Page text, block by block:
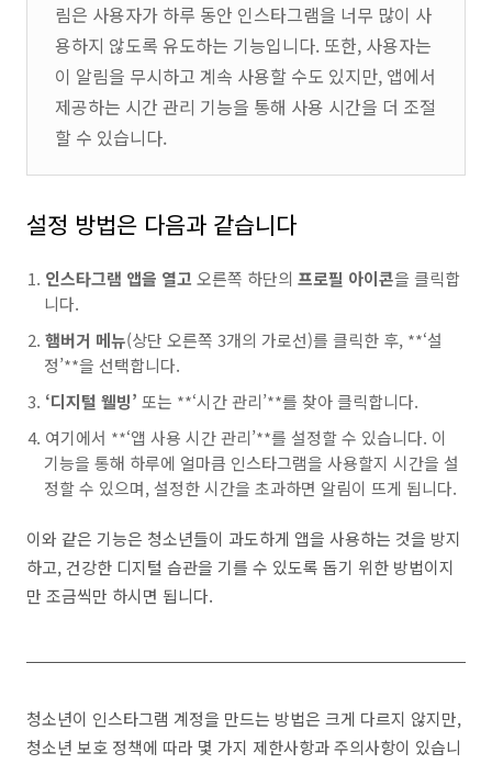
림은 사용자가 하루 동안 인스타그램을 너무 많이 사
용하지 않도록 유도하는 기능입니다. 또한, 사용자는
이 알림을 무시하고 계속 사용할 수도 있지만, 앱에서
제공하는 시간 관리 기능을 통해 사용 시간을 더 조절
할 수 있습니다.
설정 방법은 다음과 같습니다
인스타그램 앱을 열고 오른쪽 하단의 프로필 아이콘을 클릭합
니다.
햄버거 메뉴(상단 오른쪽 3개의 가로선)를 클릭한 후, **‘설
정’**을 선택합니다.
‘디지털 웰빙’ 또는 **‘시간 관리’**를 찾아 클릭합니다.
여기에서 **‘앱 사용 시간 관리’**를 설정할 수 있습니다. 이
기능을 통해 하루에 얼마큼 인스타그램을 사용할지 시간을 설
정할 수 있으며, 설정한 시간을 초과하면 알림이 뜨게 됩니다.
이와 같은 기능은 청소년들이 과도하게 앱을 사용하는 것을 방지
하고, 건강한 디지털 습관을 기를 수 있도록 돕기 위한 방법이지
만 조금씩만 하시면 됩니다.
청소년이 인스타그램 계정을 만드는 방법은 크게 다르지 않지만,
청소년 보호 정책에 따라 몇 가지 제한사항과 주의사항이 있습니